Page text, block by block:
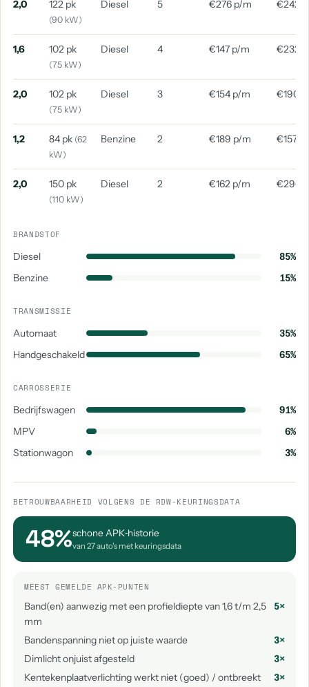
aantal: 1 aantal: 1
aantal: 1
2,0 122 pk
(90 kW)
Diesel 5 €276 p/m €242
1,6 102 pk
(75 kW)
Diesel 4 €147 p/m €232
2,0 102 pk
(75 kW)
Diesel 3 €154 p/m €190
1,2 84 pk (62
kW)
Benzine 2 €189 p/m €157
2,0 150 pk
(110 kW)
Diesel 2 €162 p/m €296
BRANDSTOF
Diesel
85%
Benzine
15%
TRANSMISSIE
Automaat
35%
Handgeschakeld
65%
CARROSSERIE
Bedrijfswagen
91%
MPV
6%
Stationwagon
3%
BETROUWBAARHEID VOLGENS DE RDW-KEURINGSDATA
48%schone APK‑historie
van 27 auto's met keuringsdata
MEEST GEMELDE APK-PUNTEN
Band(en) aanwezig met een profieldiepte van 1,6 t/m 2,5
mm
5×
Bandenspanning niet op juiste waarde
3×
Dimlicht onjuist afgesteld
3×
Kentekenplaatverlichting werkt niet (goed) / ontbreekt
3×